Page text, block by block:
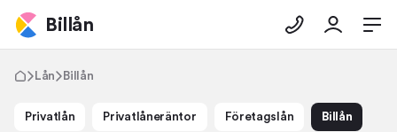
Billån
Lån Billån
Privatlån Privatlåneräntor Företagslån Billån